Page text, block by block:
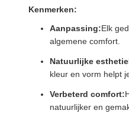
Kenmerken:
Aanpassing:Elk
algemene comfort.
Natuurlijke
kleur en vorm helpt
Verbeterd comfort:
natuurlijker en